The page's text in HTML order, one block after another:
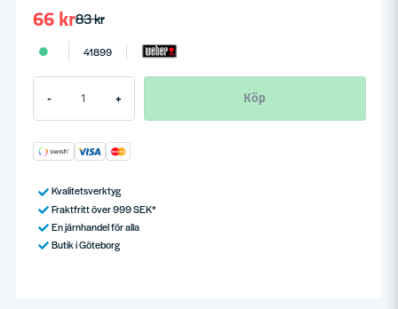
83 kr
66 kr
41899
- + Köp
Kvalitetsverktyg
Fraktfritt över 999 SEK*
En järnhandel för alla
Butik i Göteborg